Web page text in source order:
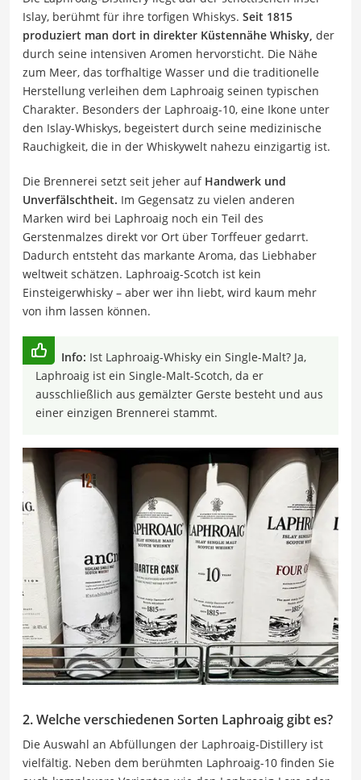
Islay, berühmt für ihre torfigen Whiskys. Seit 1815
produziert man dort in direkter Küstennähe Whisky, der
durch seine intensiven Aromen hervorsticht. Die Nähe
zum Meer, das torfhaltige Wasser und die traditionelle
Herstellung verleihen dem Laphroaig seinen typischen
Charakter. Besonders der Laphroaig-10, eine Ikone unter
den Islay-Whiskys, begeistert durch seine medizinische
Rauchigkeit, die in der Whiskywelt nahezu einzigartig ist.
Die Brennerei setzt seit jeher auf Handwerk und
Unverfälschtheit. Im Gegensatz zu vielen anderen
Marken wird bei Laphroaig noch ein Teil des
Gerstenmalzes direkt vor Ort über Torffeuer gedarrt.
Dadurch entsteht das markante Aroma, das Liebhaber
weltweit schätzen. Laphroaig-Scotch ist kein
Einsteigerwhisky – aber wer ihn liebt, wird kaum mehr
von ihm lassen können.
Info: Ist Laphroaig-Whisky ein Single-Malt? Ja,
Laphroaig ist ein Single-Malt-Scotch, da er
ausschließlich aus gemälzter Gerste besteht und aus
einer einzigen Brennerei stammt.
2. Welche verschiedenen Sorten Laphroaig gibt es?
Die Auswahl an Abfüllungen der Laphroaig-Distillery ist
vielfältig. Neben dem berühmten Laphroaig-10 finden Sie